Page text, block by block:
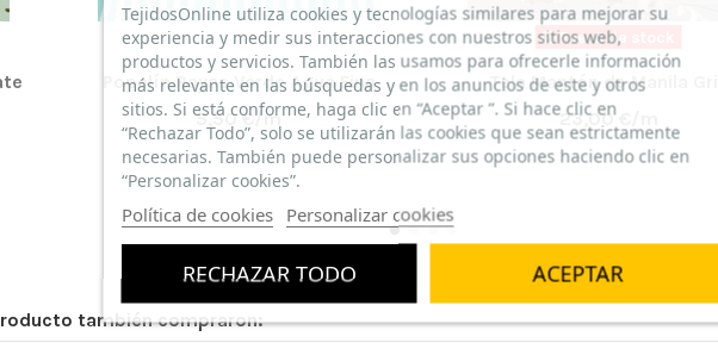
Popelín Rayas Verde Agua Fina
5,50 €/m
Fuera de stock
Tela Mantón de Manila Gris
23,00 €/m
también compraron:
TejidosOnline utiliza cookies y tecnologías similares para mejorar su
experiencia y medir sus interacciones con nuestros sitios web,
productos y servicios. También las usamos para ofrecerle información
más relevante en las búsquedas y en los anuncios de este y otros
sitios. Si está conforme, haga clic en “Aceptar ”. Si hace clic en
“Rechazar Todo”, solo se utilizarán las cookies que sean estrictamente
necesarias. También puede personalizar sus opciones haciendo clic en
“Personalizar cookies”.
Política de cookies Personalizar cookies
RECHAZAR TODO ACEPTAR